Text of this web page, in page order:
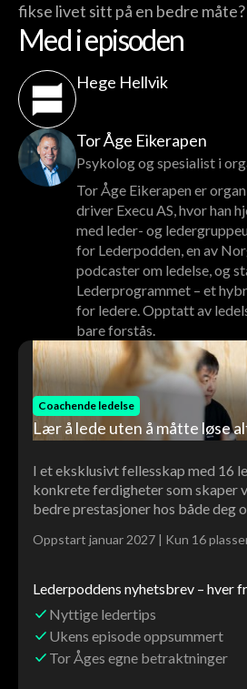
fikse livet sitt på en bedre måte?
Med i episoden
Hege Hellvik
Tor Åge Eikerapen
Psykolog og spesialist i
Tor Åge Eikerapen er
driver Execu AS, hvor han
med leder- og
for Lederpodden, en av
podcaster om ledelse, og
Lederprogrammet – et
for ledere. Opptatt av
bare forstås.
Lederpoddens nyhetsbrev – hver
Nyttige ledertips
Ukens episode oppsummert
Tor Åges egne betraktninger
Coachende ledelse
Lær å lede uten å måtte løse
I et eksklusivt fellesskap med 16
konkrete ferdigheter som skaper
bedre prestasjoner hos både deg
Oppstart januar 2027 | Kun 16